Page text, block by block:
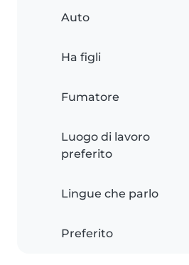
Auto
Ha figli
Fumatore
Luogo di lavoro
preferito
Lingue che parlo
Preferito